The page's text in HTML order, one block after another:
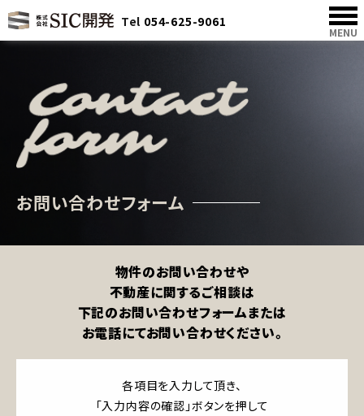
Tel 054-625-9061
MENU
お問い合わせフォーム
物件のお問い合わせや
不動産に関するご相談は
下記のお問い合わせフォームまたは
お電話にてお問い合わせください。
各項目を入力して頂き、
「入力内容の確認」ボタンを押して